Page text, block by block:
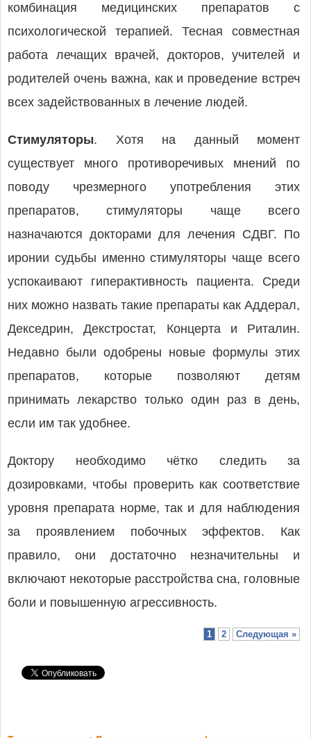
комбинация медицинских препаратов с
психологической терапией. Тесная совместная
работа лечащих врачей, докторов, учителей и
родителей очень важна, как и проведение встреч
всех задействованных в лечение людей.
Стимуляторы. Хотя на данный момент
существует много противоречивых мнений по
поводу чрезмерного употребления этих
препаратов, стимуляторы чаще всего
назначаются докторами для лечения СДВГ. По
иронии судьбы именно стимуляторы чаще всего
успокаивают гиперактивность пациента. Среди
них можно назвать такие препараты как Аддерал,
Декседрин, Декстростат, Концерта и Риталин.
Недавно были одобрены новые формулы этих
препаратов, которые позволяют детям
принимать лекарство только один раз в день,
если им так удобнее.
Доктору необходимо чётко следить за
дозировками, чтобы проверить как соответствие
уровня препарата норме, так и для наблюдения
за проявлением побочных эффектов. Как
правило, они достаточно незначительны и
включают некоторые расстройства сна, головные
боли и повышенную агрессивность.
1 2 Следующая »